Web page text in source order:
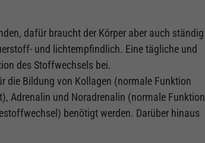
dafür braucht der Körper aber auch ständig
und lichtempfindlich. Eine tägliche und
des Stoffwechsels bei.
die Bildung von Kollagen (normale Funktion
Adrenalin und Noradrenalin (normale Funktion
benötigt werden. Darüber hinaus